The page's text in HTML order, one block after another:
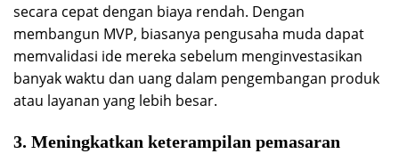
secara cepat dengan biaya rendah. Dengan
membangun MVP, biasanya pengusaha muda dapat
memvalidasi ide mereka sebelum menginvestasikan
banyak waktu dan uang dalam pengembangan produk
atau layanan yang lebih besar.
3. Meningkatkan keterampilan pemasaran